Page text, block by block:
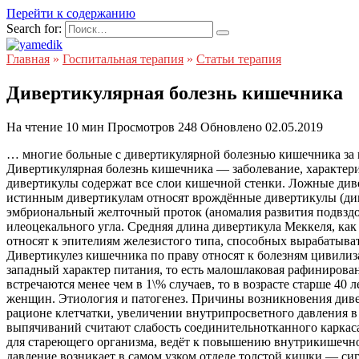
Перейти к содержанию
Search for:
Главная » Госпитальная терапия » Статьи терапия
Дивертикулярная болезнь кишечника
На чтение 10 мин Просмотров 248 Обновлено 02.05.2019
… многие больные с дивертикулярной болезнью кишечника за медицинской помощью не обращаются, не обследуются, поскольку клинические симптомы наблюдаются лишь у 20\%. Дивертикулярная болезнь кишечника — заболевание, характеризующееся образованием дивертикулов кишечной стенки. Дивертикулом наывают выпячивание кишечной стенки. Истинные дивертикулы содержат все слои кишечной стенки. Ложные дивертикулы (псевдодивертикулы) представляют собой выпячивание слизистой оболочки через просветы в мышечной оболочке. К истинным дивертикулам относят врождённые дивертикулы (дивертикул Меккеля*), а к ложным приобретённые дивертикулы толстой кишки. * Дивертикул Меккеля — это незаращённый эмбриональный желточный проток (аномалия развития подвздошной кишки), который расположен на противобрыжеечном крае подвздошной кишки на расстоянии от 60 до 100 см от илеоцекального угла. Средняя длина дивертикула Меккеля, как правило, составляет 5–7 см, но бывают дивертикулы и большего размера. Эпителий примерно одной трети дивертикулов относят к эпителиям железистого типа, способных вырабатывать соляную кислоту. Эпидемиология. Частота дивертикулярной болезни толстой кишки достигает 20\% в популяции. Дивертикулез кишечника по праву относят к болезням цивилизации. Значительно чаще его выявляют в индустриально развитых странах, а также регионах, где преобладает так называемый западный характер питания, то есть малошлаковая рафинированная пища. Характерно увеличение частоты заболевания с возрастом. Если у лиц до 30 лет дивертикулы толстой кишки встречаются менее чем в 1\% случаев, то в возрасте старше 40 лет – уже в 10\%, старше 60 лет – 30\%, 80 лет и старше – 60-66\%, причем приблизительно с одинаковой частотой у мужчин и женщин. Этиология и патогенез. Причины возникновения дивертикулов разнообразны. Хотя механизм их развития до конца неясен, известно, что они возникают при снижении содержания в рационе клетчатки, увеличении внутрипросветного давления в кишечнике, слабости кишечной стенки. (1) Грыжевая теория — одна из наиболее распространённых. Причиной образования выпячиваний считают слабость соединительнотканного каркаса кишечной стенки, развивающуюся по мере старения организма. Нарушение моторной функции кишечника, также характерное для стареющего организма, ведёт к повышению внутрикишечного давления и выпячиванию слизистой оболочки в местах наименьшего сопротивления. Наиболее высокое внутрикишечное давление возникает в самом узком отделе толстой кишки — сигмовидном. По этой причине дивертикулы чаще образуются именно там. Близкое расположение кровеносных сосудов объясняет склонность дивертикулов к кровотечениям. (2)Сосудистая теория. Основная причина появления дивертикулов — изменения в кишечной стенке вследствие нарушения кровообращения. (3) Теория врождённой предрасположенности. (4) Механическая, или пульсионная, теория. При повышенной активности гладкой мускулатуры кишечной стенки возникает чрезмерная сегментация кишки, приводящая к повышению внутрикишечного давления на отдельных участках. Под влиянием высокого давления происходит выпячивание слизистой оболочки через мышечную. Классификация. Дивертикулярную болезнь кишечника разделяют по локализации расположения дивертикулов. Исходя из этого признака, выделяют: (1) дивертикулы толстой кишки и (2) дивертикулы тонкой кишки. Согласно рекомендациям Всемирной организации гастроэнтерологов (2005) следует выделять